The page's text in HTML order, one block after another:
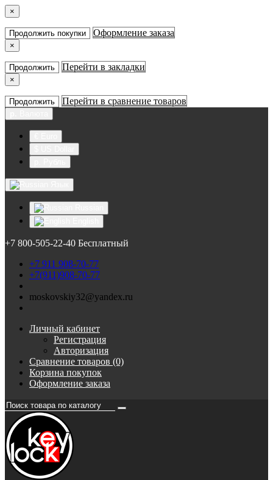
×
Продолжить покупки Оформление заказа
×
Продолжить Перейти в закладки
×
Продолжить Перейти в сравнение товаров
+7 800-505-22-40 Бесплатный
+7 911 908-70-77
+7(911)908-70-77
moskovskiy32@yandex.ru
Личный кабинет
Регистрация
Авторизация
Сравнение товаров (0)
Корзина покупок
Оформление заказа